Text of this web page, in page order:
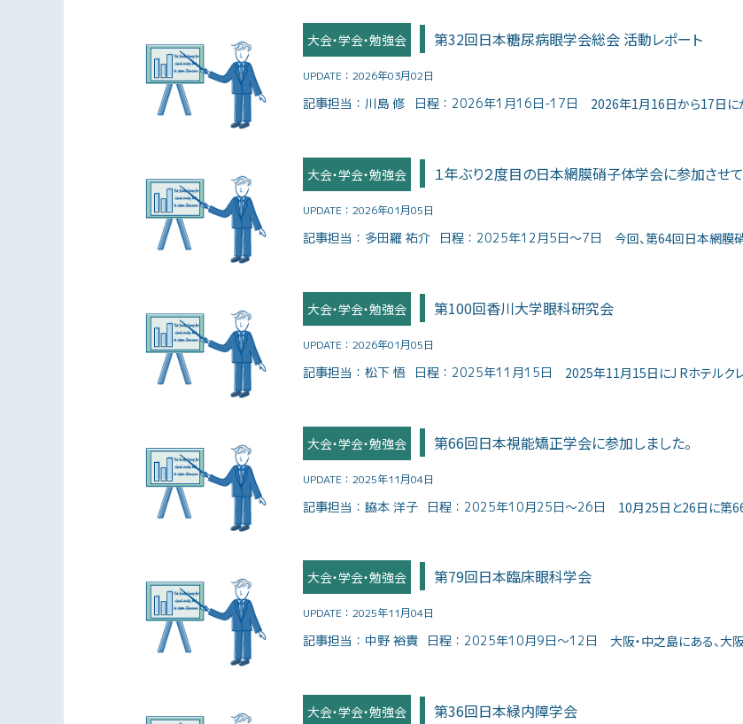
大会・学会・勉強会 第32回日本糖尿病眼学会総会 活動レポート
UPDATE： 2026年03月02日
記事担当： 川島 修 日程： 2026年1月16日-17日 2026年1月16日から17日に
大会・学会・勉強会 １年ぶり２度目の日本網膜硝子体学会に参加させ
UPDATE： 2026年01月05日
記事担当： 多田羅 祐介 日程： 2025年12月5日～7日 今回、第64回日本網膜
大会・学会・勉強会 第100回香川大学眼科研究会
UPDATE： 2026年01月05日
記事担当： 松下 悟 日程： 2025年11月15日 2025年11月15日にJ Rホテルク
大会・学会・勉強会 第66回日本視能矯正学会に参加しました。
UPDATE： 2025年11月04日
記事担当： 脇本 洋子 日程： 2025年10月25日〜26日 10月25日と26日に第
大会・学会・勉強会 第79回日本臨床眼科学会
UPDATE： 2025年11月04日
記事担当： 中野 裕貴 日程： 2025年10月9日〜12日 大阪・中之島にある、
大会・学会・勉強会 第36回日本緑内障学会